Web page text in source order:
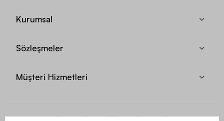
Kurumsal
Sözleşmeler
Müşteri Hizmetleri